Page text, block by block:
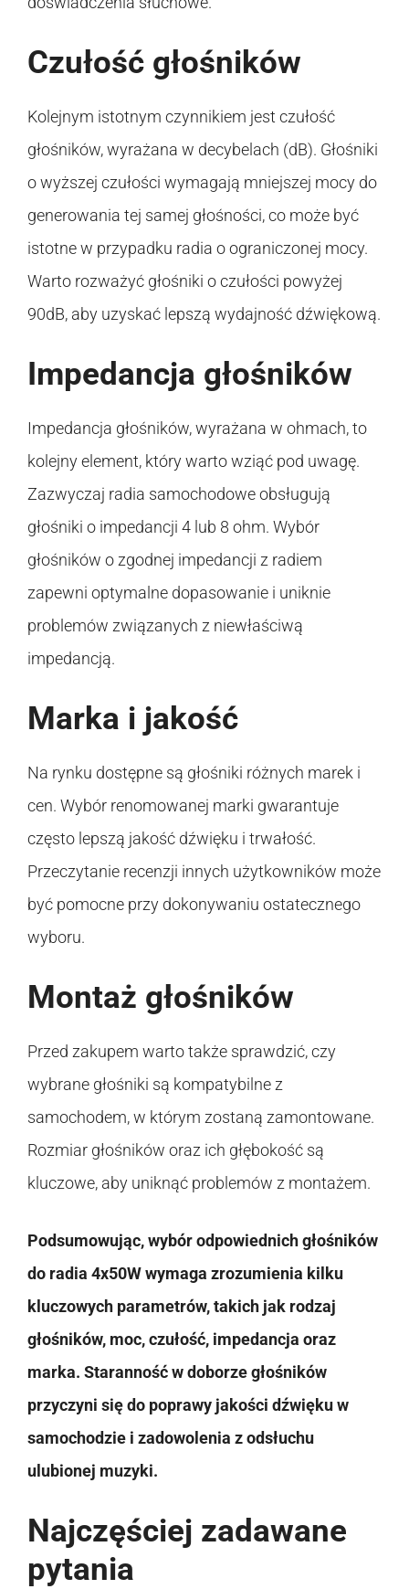
Czułość głośników
Kolejnym istotnym czynnikiem jest czułość
głośników, wyrażana w decybelach (dB). Głośniki
o wyższej czułości wymagają mniejszej mocy do
generowania tej samej głośności, co może być
istotne w przypadku radia o ograniczonej mocy.
Warto rozważyć głośniki o czułości powyżej
90dB, aby uzyskać lepszą wydajność dźwiękową.
Impedancja głośników
Impedancja głośników, wyrażana w ohmach, to
kolejny element, który warto wziąć pod uwagę.
Zazwyczaj radia samochodowe obsługują
głośniki o impedancji 4 lub 8 ohm. Wybór
głośników o zgodnej impedancji z radiem
zapewni optymalne dopasowanie i uniknie
problemów związanych z niewłaściwą
impedancją.
Marka i jakość
Na rynku dostępne są głośniki różnych marek i
cen. Wybór renomowanej marki gwarantuje
często lepszą jakość dźwięku i trwałość.
Przeczytanie recenzji innych użytkowników może
być pomocne przy dokonywaniu ostatecznego
wyboru.
Montaż głośników
Przed zakupem warto także sprawdzić, czy
wybrane głośniki są kompatybilne z
samochodem, w którym zostaną zamontowane.
Rozmiar głośników oraz ich głębokość są
kluczowe, aby uniknąć problemów z montażem.
Podsumowując, wybór odpowiednich głośników
do radia 4x50W wymaga zrozumienia kilku
kluczowych parametrów, takich jak rodzaj
głośników, moc, czułość, impedancja oraz
marka. Staranność w doborze głośników
przyczyni się do poprawy jakości dźwięku w
samochodzie i zadowolenia z odsłuchu
ulubionej muzyki.
Najczęściej zadawane
pytania